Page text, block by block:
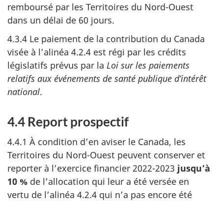
remboursé par les Territoires du Nord-Ouest
dans un délai de 60 jours.
4.3.4 Le paiement de la contribution du Canada
visée à l’alinéa 4.2.4 est régi par les crédits
législatifs prévus par la Loi sur les paiements
relatifs aux événements de santé publique d’intérêt
national.
4.4 Report prospectif
4.4.1 À condition d’en aviser le Canada, les
Territoires du Nord-Ouest peuvent conserver et
reporter à l’exercice financier 2022-2023 jusqu’à
10 % de l’allocation qui leur a été versée en
vertu de l’alinéa 4.2.4 qui n’a pas encore été